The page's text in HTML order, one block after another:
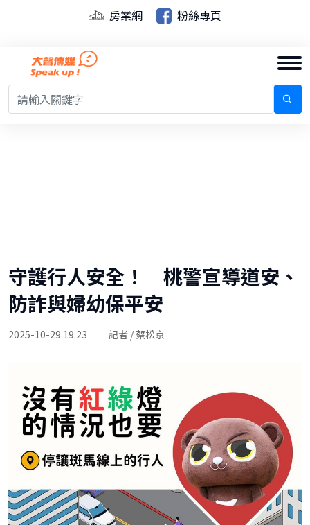
房業網 粉絲專頁
守護行人安全！ 桃警宣導道安、
防詐與婦幼保平安
2025-10-29 19:23 記者 / 蔡松京